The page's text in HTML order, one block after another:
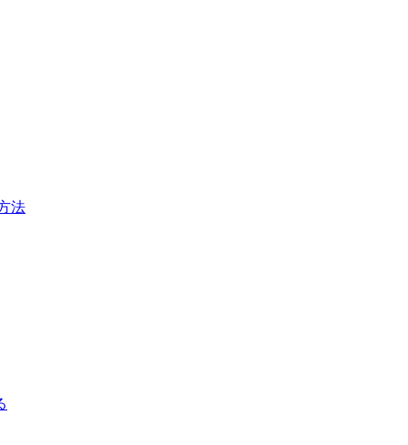
法